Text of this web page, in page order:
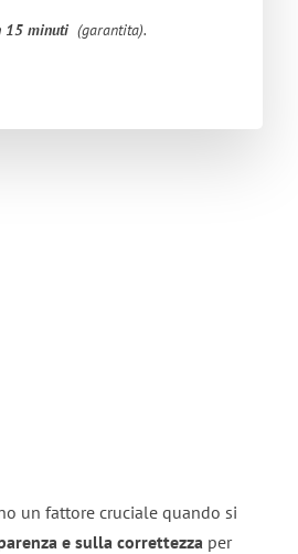
15 minuti (garantita).
un fattore cruciale quando si
e sulla correttezza per